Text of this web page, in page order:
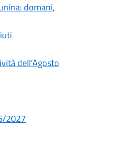
domani,
dell’Agosto
2027